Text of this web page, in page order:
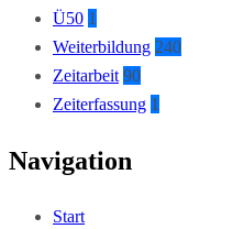
Ü50 1
Weiterbildung 240
Zeitarbeit 90
Zeiterfassung 1
Navigation
Start